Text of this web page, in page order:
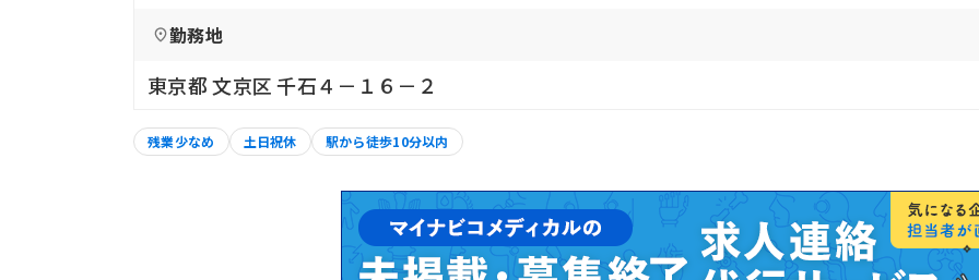
勤務地
東京都 文京区 千石４－１６－２
残業少なめ 土日祝休 駅から徒歩10分以内